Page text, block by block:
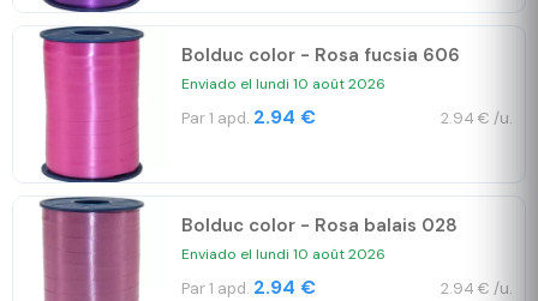
Bolduc color - Rosa fucsia 606
Enviado el lundi 10 août 2026
Par 1 apd. 2.94 € 2.94 € /u.
Bolduc color - Rosa balais 028
Enviado el lundi 10 août 2026
Par 1 apd. 2.94 € 2.94 € /u.